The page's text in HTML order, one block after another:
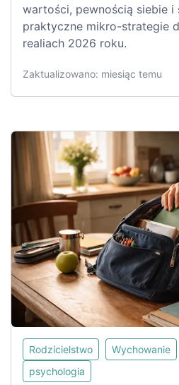
wartości, pewnością siebie i
praktyczne mikro-strategie
realiach 2026 roku.
Zaktualizowano: miesiąc temu
Rodzicielstwo Wychowanie
psychologia